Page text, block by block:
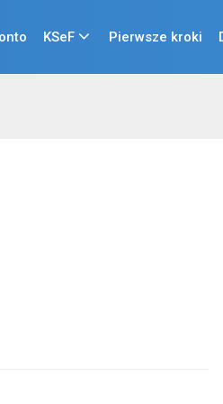
KSeF Pierwsze kroki